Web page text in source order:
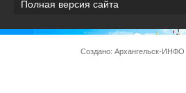
Полная версия сайта
Создано: Архангельск-ИНФО